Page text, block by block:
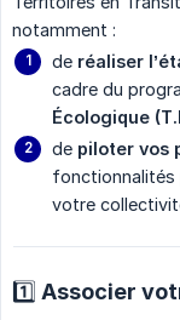
notamment :
de réaliser
cadre du
Écologique
de piloter vos
fonctionnalités
votre
1️⃣ Associer